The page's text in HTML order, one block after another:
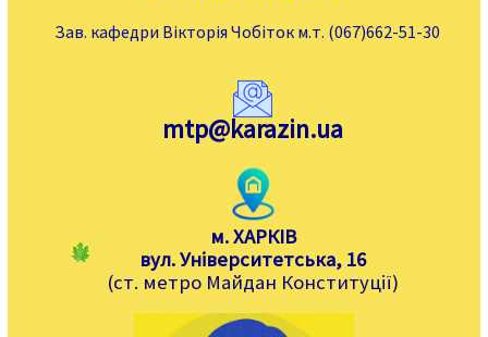
Зав. кафедри Вікторія Чобіток м.т. (067)662-51-30
mtp@karazin.ua
м. ХАРКІВ
вул. Університетська, 16
(ст. метро Майдан Конституції)